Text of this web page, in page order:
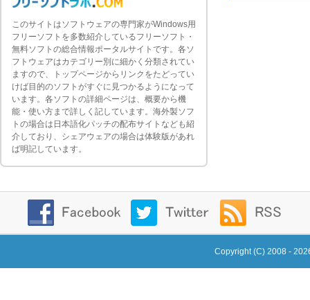
このサイトはソフトウェアの専門家がWindows用
フリーソフトを多数紹介しているフリーソフト・
無料ソフトの総合情報ポータルサイトです。各ソ
フトウェアはカテゴリー別に細かく分類されてい
ますので、トップページからリンクをたどってい
けば目的のソフトがすぐに見つかるようになって
います。各ソフトの詳細ページは、概要から機
能・使い方まで詳しく記しています。海外製ソフ
トの場合は日本語化パッチの配布サイトなども紹
介しており、シェアウェアの場合は体験版があれ
ば明記しています。
Copyright (C) 2008 -